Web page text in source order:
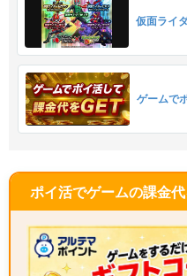
仮面ライ
ゲームで
ポイ活でゲームの課金代